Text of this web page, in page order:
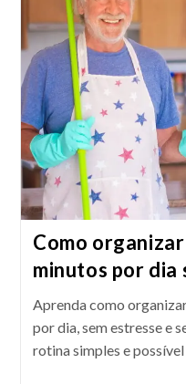
Como
minutos por dia
Aprenda como
por dia, sem estresse e
rotina simples e possível